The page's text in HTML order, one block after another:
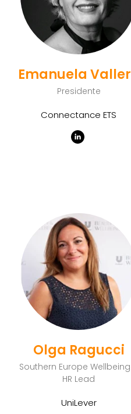
Emanuela
Presidente
Connectance ETS
Olga Ragucci
Southern Europe
HR Lead
UniLever